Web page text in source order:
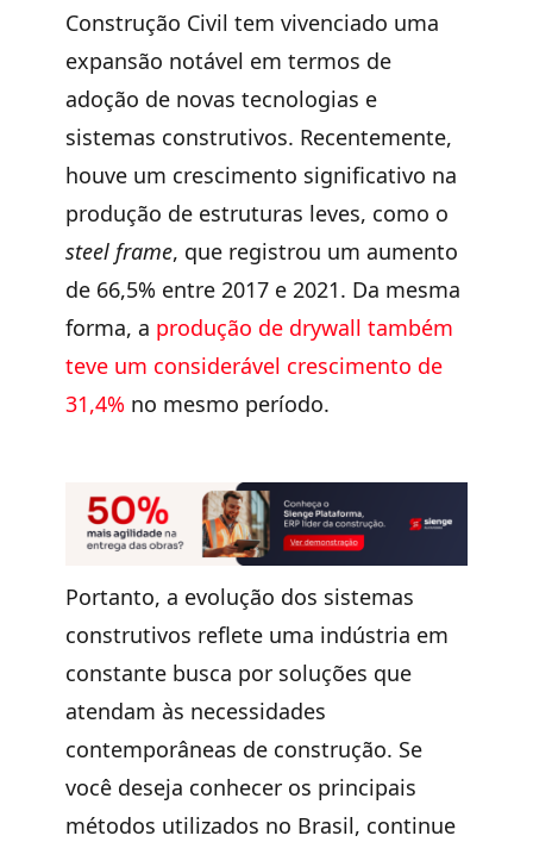
Construção Civil tem vivenciado uma
expansão notável em termos de
adoção de novas tecnologias e
sistemas construtivos. Recentemente,
houve um crescimento significativo na
produção de estruturas leves, como o
steel frame, que registrou um aumento
de 66,5% entre 2017 e 2021. Da mesma
forma, a produção de drywall também
teve um considerável crescimento de
31,4% no mesmo período.
Portanto, a evolução dos sistemas
construtivos reflete uma indústria em
constante busca por soluções que
atendam às necessidades
contemporâneas de construção. Se
você deseja conhecer os principais
métodos utilizados no Brasil, continue